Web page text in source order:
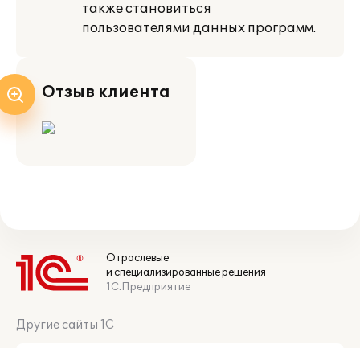
также становиться
пользователями данных программ.
Отзыв клиента
Отраслевые
и специализированные решения
1С:Предприятие
Другие сайты 1С